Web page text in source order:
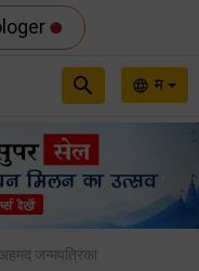
language म
search
जन्मपत्रिका